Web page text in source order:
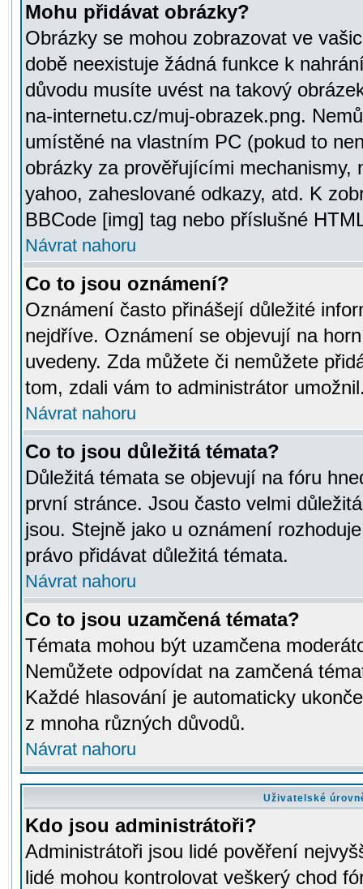
Mohu přidávat obrázky?
Obrázky se mohou zobrazovat ve
době neexistuje žádná funkce k
důvodu musíte uvést na takový
na-internetu.cz/muj-obrazek.png.
umístěné na vlastním PC (pokud to
obrázky za prověřujícími mechanismy,
yahoo, zaheslované odkazy, atd. K
BBCode [img] tag nebo příslušné
Návrat nahoru
Co to jsou oznámení?
Oznámení často přinášejí důležité
nejdříve. Oznámení se objevují na
uvedeny. Zda můžete či nemůžete
tom, zdali vám to administrátor
Návrat nahoru
Co to jsou důležitá témata?
Důležitá témata se objevují na fóru
první stránce. Jsou často velmi
jsou. Stejně jako u oznámení
právo přidávat důležitá témata.
Návrat nahoru
Co to jsou uzamčená témata?
Témata mohou být uzamčena
Nemůžete odpovídat na zamčená
Každé hlasování je automaticky
z mnoha různých důvodů.
Návrat nahoru
Uživatelské
Kdo jsou administrátoři?
Administrátoři jsou lidé pověření
lidé mohou kontrolovat veškerý chod